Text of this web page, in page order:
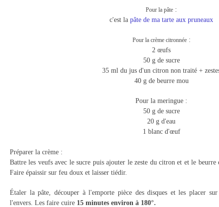
Pour la pâte :
c'est la pâte de ma tarte aux pruneaux
Pour la crème citronnée:
2 œufs
50 g de sucre
35 ml du jus d'un citron non traité +
40 g de beurre mou
Pour la meringue :
50 g de sucre
20 g d'eau
1 blanc d'œuf
Préparer la crème :
Battre les veufs avec le sucre puis ajouter le zeste du citron et et le beurre
Faire épaissir sur feu doux et laisser tiédir.
Étaler la pâte, découper à l'emporte pièce des disques et les placer
l'envers. Les faire cuire 15 minutes environ à 180°.